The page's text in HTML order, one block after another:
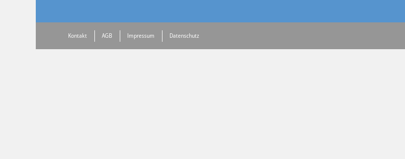
Kontakt AGB Impressum Datenschutz